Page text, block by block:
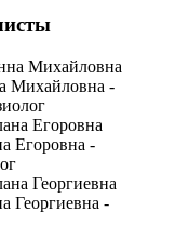
Михайловна -
Егоровна -
Георгиевна -